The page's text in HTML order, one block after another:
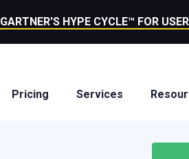
GARTNER'S HYPE CYCLE™ FOR
Pricing Services